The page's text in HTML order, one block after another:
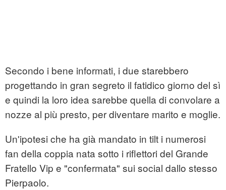
Secondo i bene informati, i due starebbero
progettando in gran segreto il fatidico giorno del sì
e quindi la loro idea sarebbe quella di convolare a
nozze al più presto, per diventare marito e moglie.
Un'ipotesi che ha già mandato in tilt i numerosi
fan della coppia nata sotto i riflettori del Grande
Fratello Vip e "confermata" sui social dallo stesso
Pierpaolo.